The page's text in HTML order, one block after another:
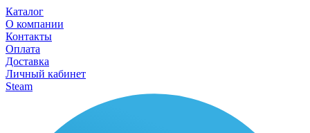
Каталог
О компании
Контакты
Оплата
Доставка
Личный кабинет
Steam